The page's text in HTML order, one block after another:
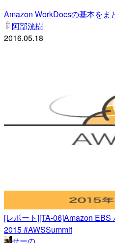
Amazon WorkDocsの基本をま
阿部洸樹
2016.05.18
[レポート][TA-06]Amazon
2015 #AWSSummit
せーの